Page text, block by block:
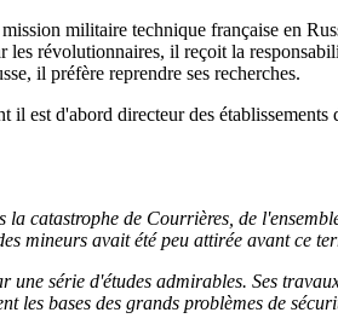
militaire technique française en
révolutionnaires, il reçoit la
il préfère reprendre ses recherches.
est d'abord directeur des
catastrophe de Courrières, de
mineurs avait été peu attirée avant ce
série d'études admirables. Ses
les bases des grands problèmes de